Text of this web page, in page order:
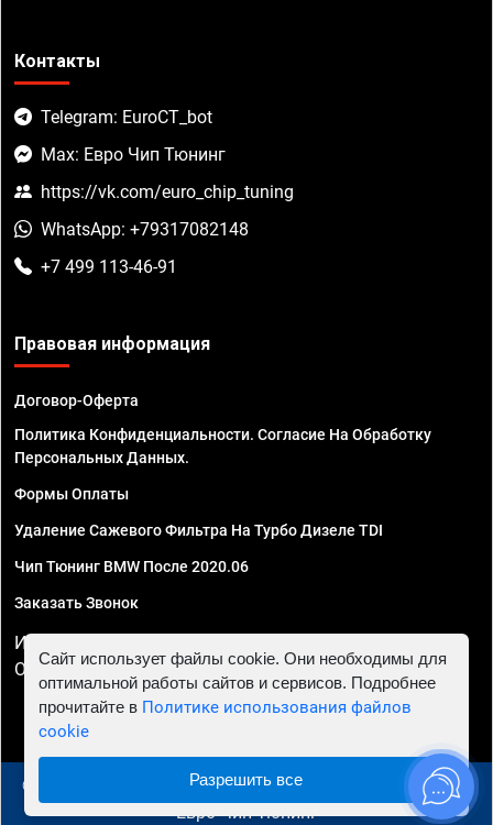
Контакты
Telegram: EuroCT_bot
Max: Евро Чип Тюнинг
https://vk.com/euro_chip_tuning
WhatsApp: +79317082148
+7 499 113-46-91
Правовая информация
Договор-Оферта
Политика Конфиденциальности. Согласие На Обработку
Персональных Данных.
Формы Оплаты
Удаление Сажевого Фильтра На Турбо Дизеле TDI
Чип Тюнинг BMW После 2020.06
Заказать Звонок
ИП Смирнов Георгий Павлович. ИНН 781302555843,
ОГРНИП 324470400032610
© 2010 - 2026 Чип тюнинг в Москве и МО - Автосервис
"Евро Чип Тюнинг"
Сайт использует файлы cookie. Они необходимы для
оптимальной работы сайтов и сервисов. Подробнее
прочитайте в Политике использования файлов
cookie
Разрешить все